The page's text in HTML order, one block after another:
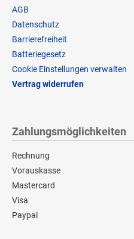
AGB
Datenschutz
Barrierefreiheit
Batteriegesetz
Cookie Einstellungen verwalten
Vertrag widerrufen
Zahlungsmöglichkeiten
Rechnung
Vorauskasse
Mastercard
Visa
Paypal